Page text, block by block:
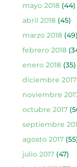
mayo 2018(44)
abril 2018(45)
marzo 2018(49)
febrero 2018
enero 2018(35)
diciembre 2017
noviembre
octubre 2017
septiembre
agosto 2017
julio 2017(47)